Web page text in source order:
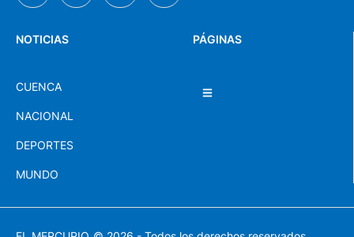
PÁGINAS
NOTICIAS
CUENCA
NACIONAL
DEPORTES
MUNDO